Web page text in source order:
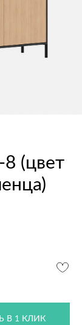
(цвет
В 1 КЛИК